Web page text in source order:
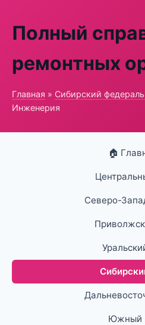
Полный
ремонтных
Главная » Сибирский
Инженерия
🏠
Северо-
Южный